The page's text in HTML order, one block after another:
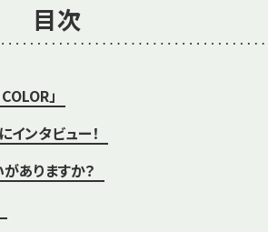
目次
」
ンタビュー！
ありますか？